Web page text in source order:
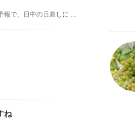
で、日中の日差しに ...
ね